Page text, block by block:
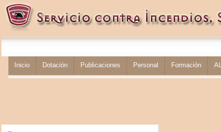
Inicio Dotación Publicaciones Personal Formación